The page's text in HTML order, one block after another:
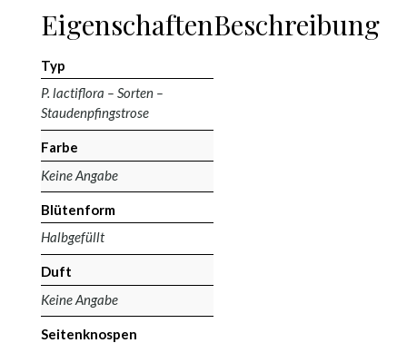
Eigenschaften
Typ
P. lactiflora – Sorten –
Staudenpfingstrose
Farbe
Keine Angabe
Blütenform
Halbgefüllt
Duft
Keine Angabe
Seitenknospen
Beschreibung